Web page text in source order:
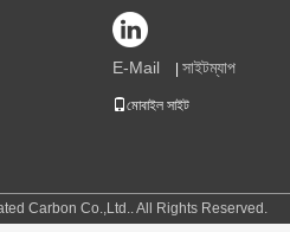
E-Mail সাইটম্যাপ
মোবাইল সাইট
Carbon Co.,Ltd.. All Rights Reserved.